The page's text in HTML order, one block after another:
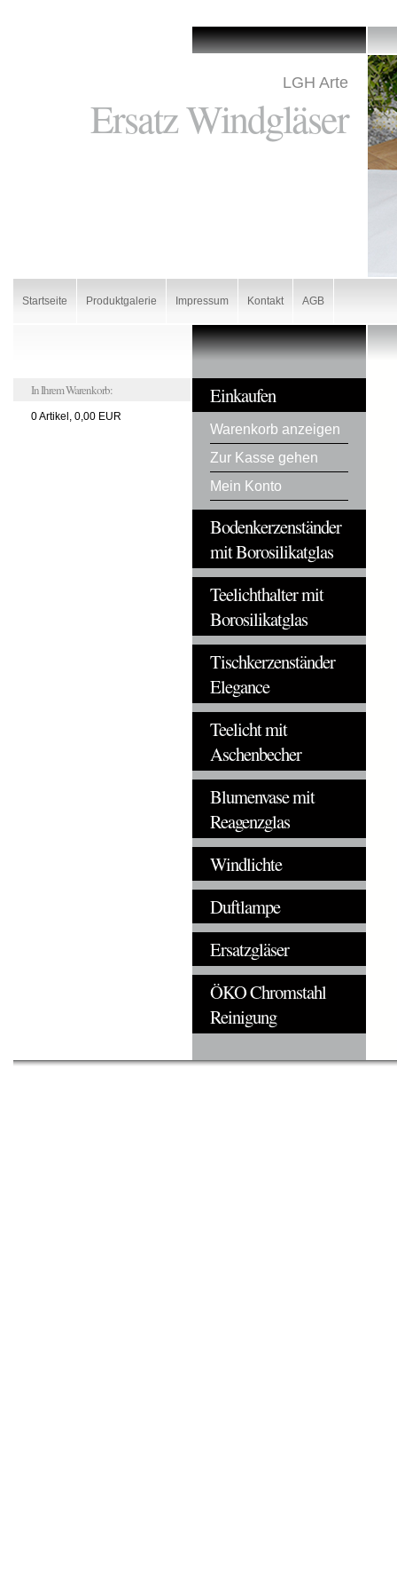
LGH Arte
Ersatz Windgläser
Startseite Produktgalerie Impressum Kontakt AGB
In Ihrem Warenkorb:
0Artikel, 0,00 EUR
Einkaufen
Warenkorb anzeigen
Zur Kasse gehen
Mein Konto
Bodenkerzenständer
mit Borosilikatglas
Teelichthalter mit
Borosilikatglas
Tischkerzenständer
Elegance
Teelicht mit
Aschenbecher
Blumenvase mit
Reagenzglas
Windlichte
Duftlampe
Ersatzgläser
ÖKO Chromstahl
Reinigung